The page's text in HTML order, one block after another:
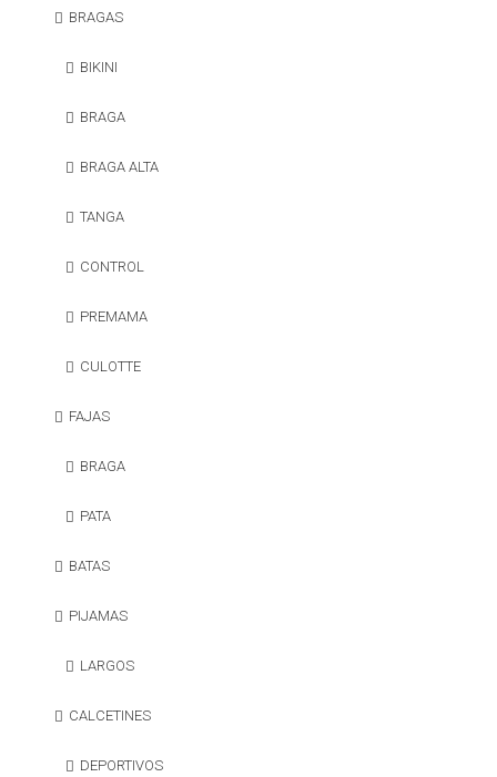
BRAGAS
BIKINI
BRAGA
BRAGA ALTA
TANGA
CONTROL
PREMAMA
CULOTTE
FAJAS
BRAGA
PATA
BATAS
PIJAMAS
LARGOS
CALCETINES
DEPORTIVOS